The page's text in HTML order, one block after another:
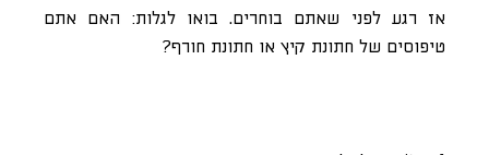
אז רגע לפני שאתם בוחרים. בואו לגלות: האם אתם
טיפוסים של חתונת קיץ או חתונת חורף?